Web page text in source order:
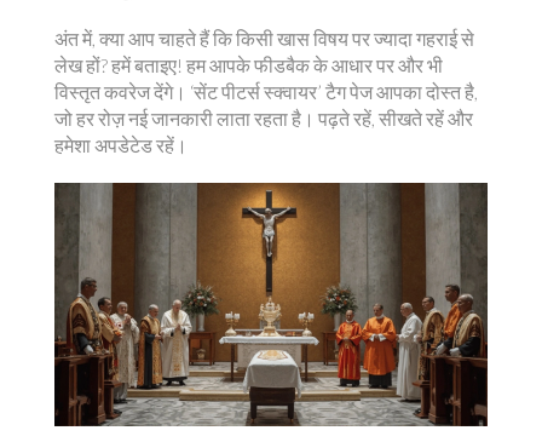
अंत में, क्या आप चाहते हैं कि किसी खास विषय पर ज्यादा गहराई से
लेख हों? हमें बताइए! हम आपके फीडबैक के आधार पर और भी
विस्तृत कवरेज देंगे। ‘सेंट पीटर्स स्क्वायर’ टैग पेज आपका दोस्त है,
जो हर रोज़ नई जानकारी लाता रहता है। पढ़ते रहें, सीखते रहें और
हमेशा अपडेटेड रहें।